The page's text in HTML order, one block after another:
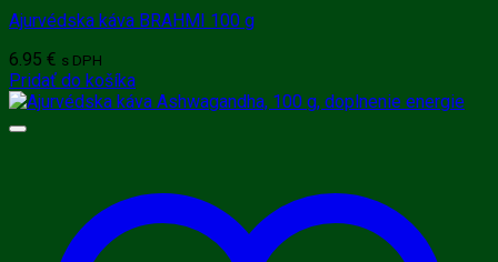
Ajurvédska káva BRAHMI 100 g
6.95 € s DPH
Pridať do košíka